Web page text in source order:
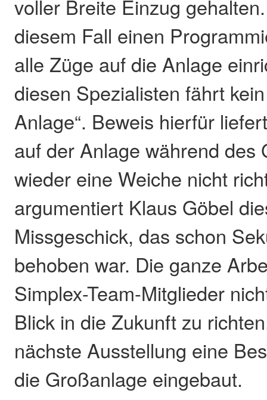
voller Breite Einzug
diesem Fall einen
alle Züge auf die Anlage
diesen Spezialisten fährt
Anlage“. Beweis hierfür
auf der Anlage während des
wieder eine Weiche nicht
argumentiert Klaus Göbel
Missgeschick, das schon
behoben war. Die ganze
Simplex-Team-Mitglieder
Blick in die Zukunft zu
nächste Ausstellung eine
die Großanlage eingebaut.